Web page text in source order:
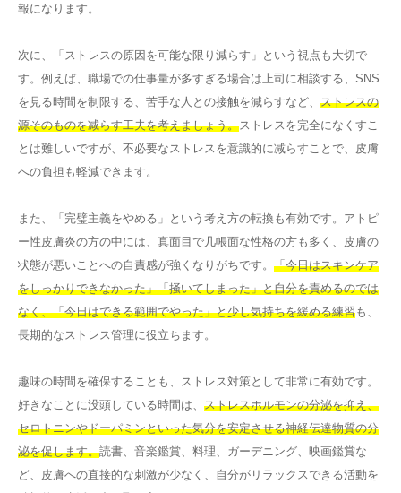
報になります。
次に、「ストレスの原因を可能な限り減らす」という視点も大切で
す。例えば、職場での仕事量が多すぎる場合は上司に相談する、SNS
を見る時間を制限する、苦手な人との接触を減らすなど、 ストレスの
源そのものを减らす工夫を考えましょう。ストレスを完全になくすこ
とは難しいですが、不必要なストレスを意識的に减らすことで、皮膚
への負担も軽減できます。
また、「完璧主義をやめる」という考え方の転換も有効です。アトピ
ー性皮膚炎の方の中には、真面目で几帳面な性格の方も多く、皮膚の
状態が悪いことへの自責感が強くなりがちです。 「今日はスキンケア
をしっかりできなかった」「掻いてしまった」と自分を責めるのでは
なく、「今日はできる範囲でやった」と少し気持ちを緩める練習も、
長期的なストレス管理に役立ちます。
趣味の時間を確保することも、ストレス対策として非常に有効です。
好きなことに没頭している時間は、 ストレスホルモンの分泌を抑え、
セロトニンやドーパミンといった気分を安定させる神経伝達物質の分
泌を促します。読書、音楽鑑賞、料理、ガーデニング、映画鑑賞な
ど、皮膚への直接的な刺激が少なく、自分がリラックスできる活動を